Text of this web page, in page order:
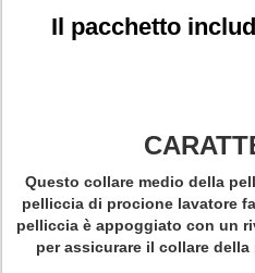
Il pacchetto
Questo collare medio della
pelliccia di procione lavatore
pelliccia è appoggiato con un
per assicurare il collare